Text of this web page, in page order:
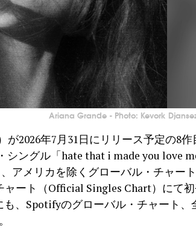
Ariana Grande - Photo: Kevork
2026年7月31日にリリース予定の8
ングル「hate that i made you love
アメリカを除くグローバル・チャー
ャート（Official Singles Chart）にて
、Spotifyのグローバル・チャート、